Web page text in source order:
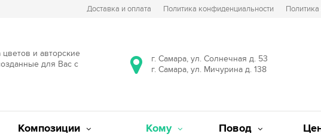
Доставка и оплата Политика конфиденциальности
цветов и авторские
для Вас с
г. Самара, ул. Солнечная д. 53
г. Самара, ул. Мичурина д. 138
Композиции Кому Повод